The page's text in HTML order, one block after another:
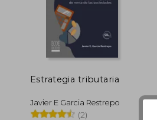
40%
dcto.
Estrategia tributaria
Javier E Garcia Restrepo
(2)